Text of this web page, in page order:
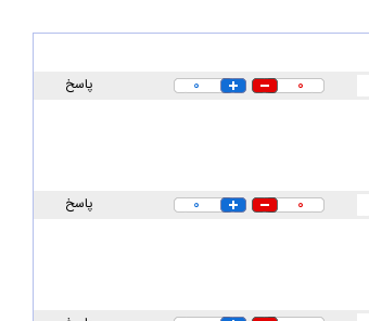
۰ ۰ پاسخ
۰ ۰ پاسخ